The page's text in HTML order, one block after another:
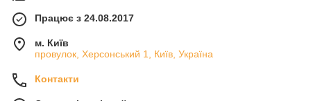
Працює з 24.08.2017
м. Київ
провулок, Херсонський 1, Київ, Україна
Контакти